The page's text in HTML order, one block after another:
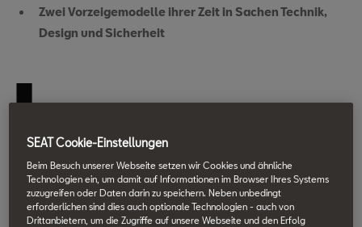
Zwei Vorzeigemodelle ihrer Zeit in Sachen Technik,
Design und Sicherheit
I
Marke SEAT maßgeblich prägte: Die Rede ist vom SEAT 127. Mit
mehr als 1,3 Millionen verkauften Modellen stellte er einst den
Bestseller der Marke dar – bis sein Nachfolger SEAT Ibiza ihn
überholte. Nach fünf Generationen und mehr als sechs Millionen
SEAT Cookie-Einstellungen
Beim Besuch unserer Webseite setzen wir Cookies und ähnliche
Technologien ein, um damit auf Informationen im Browser Ihres Systems
zuzugreifen oder Daten darin zu speichern. Neben unbedingt
erforderlichen sind dies auch optionale Technologien - auch von
Drittanbietern, um die Zugriffe auf unsere Webseite und den Erfolg